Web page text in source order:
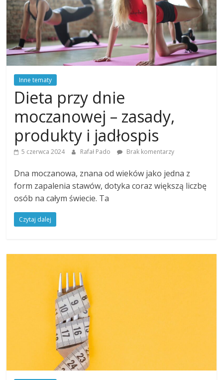
Inne tematy
Dieta przy dnie
moczanowej – zasady,
produkty i jadłospis
5 czerwca 2024 Rafał Pado Brak komentarzy
Dna moczanowa, znana od wieków jako jedna z
form zapalenia stawów, dotyka coraz większą liczbę
osób na całym świecie. Ta
Czytaj dalej